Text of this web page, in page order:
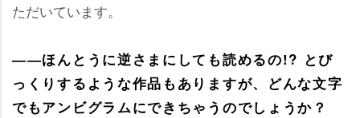
ただいています。
――ほんとうに逆さまにしても読めるの!? とび
っくりするような作品もありますが、どんな文字
でもアンビグラムにできちゃうのでしょうか？